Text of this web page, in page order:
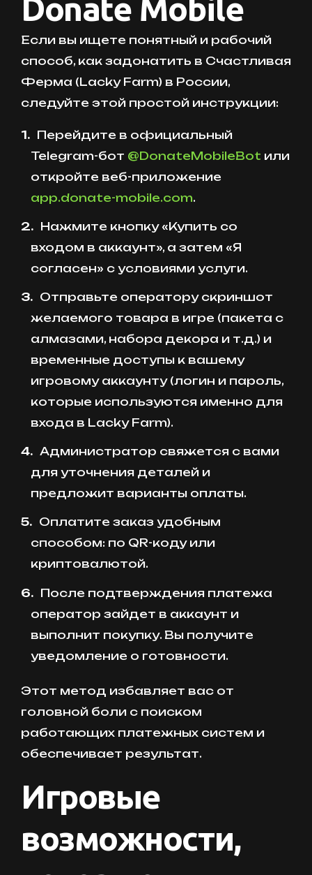
Donate Mobile
Если вы ищете понятный и рабочий
способ, как задонатить в Счастливая
Ферма (Lacky Farm) в России,
следуйте этой простой инструкции:
Перейдите в официальный
Telegram-бот @DonateMobileBot или
откройте веб-приложение
app.donate-mobile.com.
Нажмите кнопку «Купить со
входом в аккаунт», а затем «Я
согласен» с условиями услуги.
Отправьте оператору скриншот
желаемого товара в игре (пакета с
алмазами, набора декора и т.д.) и
временные доступы к вашему
игровому аккаунту (логин и пароль,
которые используются именно для
входа в Lacky Farm).
Администратор свяжется с вами
для уточнения деталей и
предложит варианты оплаты.
Оплатите заказ удобным
способом: по QR-коду или
криптовалютой.
После подтверждения платежа
оператор зайдет в аккаунт и
выполнит покупку. Вы получите
уведомление о готовности.
Этот метод избавляет вас от
головной боли с поиском
работающих платежных систем и
обеспечивает результат.
Игровые
возможности,